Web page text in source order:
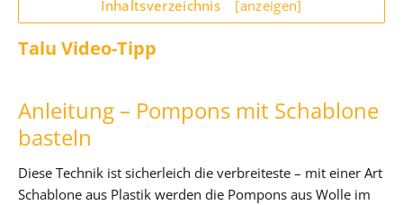
Inhaltsverzeichnis [anzeigen]
Talu Video-Tipp
Anleitung – Pompons mit Schablone
basteln
Diese Technik ist sicherleich die verbreiteste – mit einer Art
Schablone aus Plastik werden die Pompons aus Wolle im